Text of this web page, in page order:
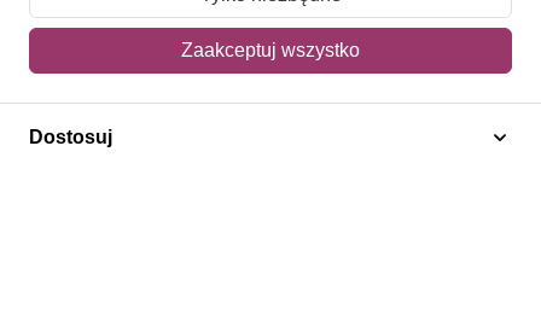
Mój koszyk
Adres dostawy
Polecamy
Zaakceptuj wszystko
Dostosuj